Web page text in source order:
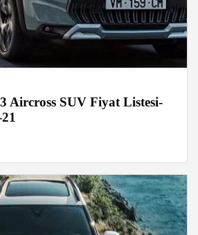
Aircross SUV Fiyat Listesi-